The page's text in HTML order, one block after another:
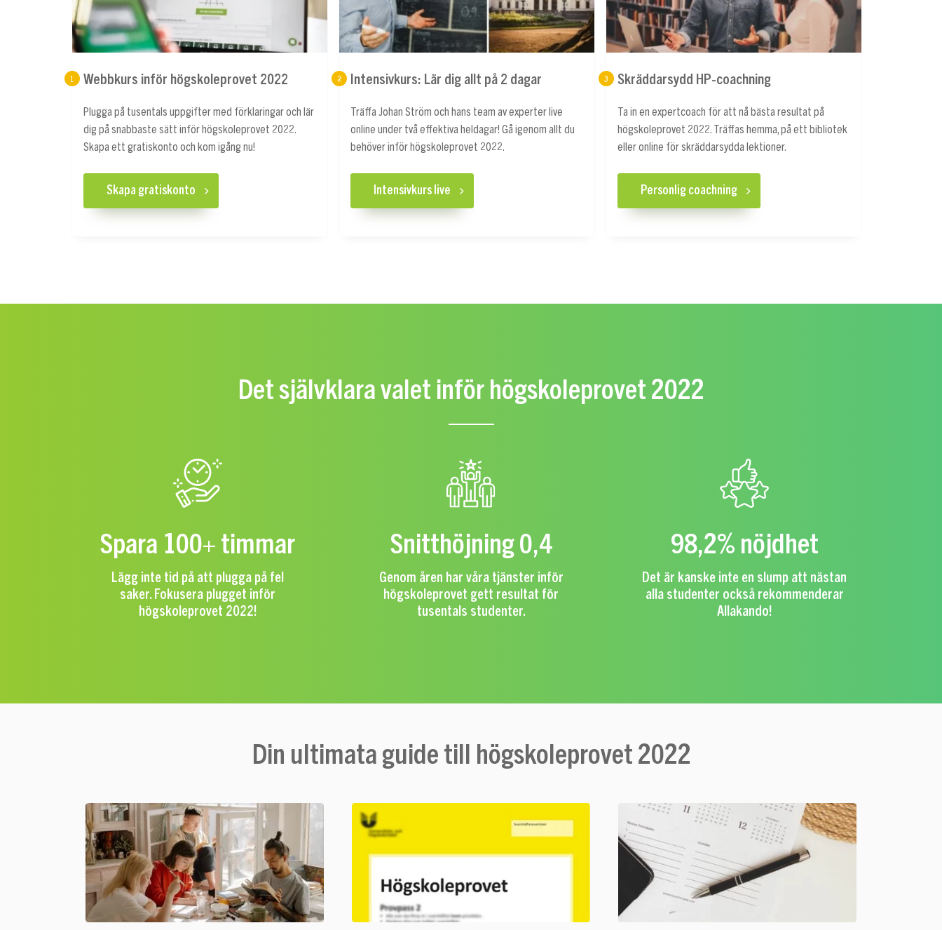
1 Webbkurs inför högskoleprovet 2022
Plugga på tusentals uppgifter med förklaringar och lär
dig på snabbaste sätt inför högskoleprovet 2022.
Skapa ett gratiskonto och kom igång nu!
Skapa gratiskonto
2 Intensivkurs: Lär dig allt på 2 dagar
Träffa Johan Ström och hans team av experter live
online under två effektiva heldagar! Gå igenom allt du
behöver inför högskoleprovet 2022.
Intensivkurs live
3 Skräddarsydd HP-coachning
Ta in en expertcoach för att nå bästa resultat på
högskoleprovet 2022. Träffas hemma, på ett bibliotek
eller online för skräddarsydda lektioner.
Personlig coachning
Det självklara valet inför högskoleprovet 2022
Spara 100+ timmar
Lägg inte tid på att plugga på fel
saker. Fokusera plugget inför
högskoleprovet 2022!
Snitthöjning 0,4
Genom åren har våra tjänster inför
högskoleprovet gett resultat för
tusentals studenter.
98,2% nöjdhet
Det är kanske inte en slump att nästan
alla studenter också rekommenderar
Allakando!
Din ultimata guide till högskoleprovet 2022